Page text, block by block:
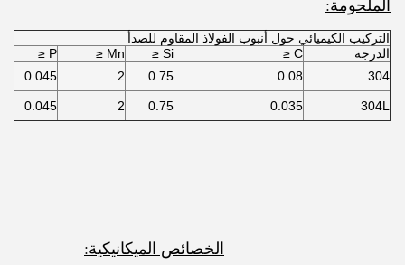
الملحومة:
التركيب الكيميائي حول أنبوب الفولاذ المقاوم للصدأ
الدرجة
C ≤
Si ≤
Mn ≤
P ≤
304
0.08
0.75
2
0.045
304L
0.035
0.75
2
0.045
الخصائص الميكانيكية: